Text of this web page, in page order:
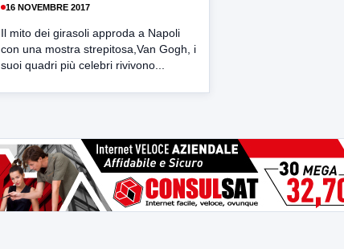
16 NOVEMBRE 2017
Il mito dei girasoli approda a Napoli
con una mostra strepitosa,Van Gogh, i
suoi quadri più celebri rivivono...